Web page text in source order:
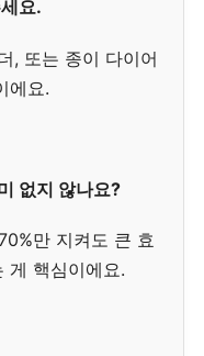
요.
, 또는 종이 다이어
에요.
없지 않나요?
만 지켜도 큰 효
게 핵심이에요.